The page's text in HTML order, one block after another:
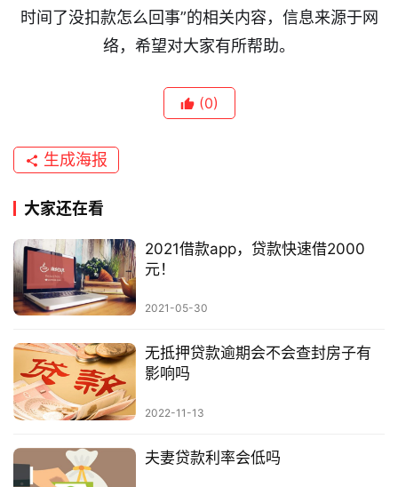
信
催
款
攻
略
时间了没扣款怎么回事”的相关内容，信息来源于网
络，希望对大家有所帮助。
(0)
生成海报
大家还在看
2021借款app，贷款快速借2000
元！
2021-05-30
无抵押贷款逾期会不会查封房子有
影响吗
2022-11-13
夫妻贷款利率会低吗